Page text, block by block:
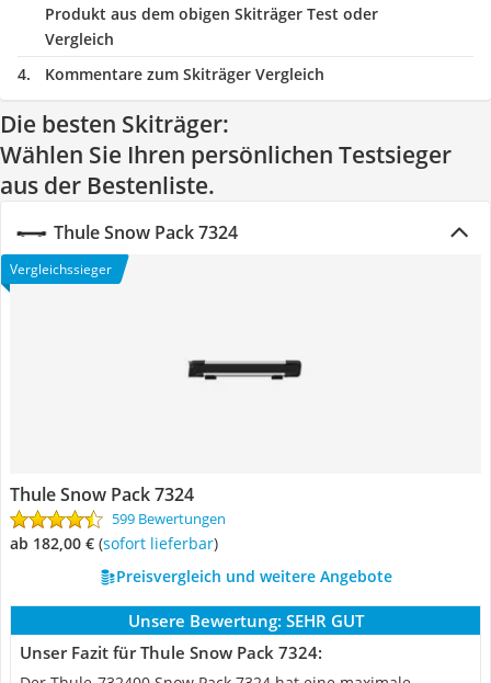
Produkt aus dem obigen Skiträger Test oder
Vergleich
Kommentare zum Skiträger Vergleich
Die besten Skiträger:
Wählen Sie Ihren persönlichen Testsieger
aus der Bestenliste.
Thule Snow Pack 7324
Vergleichssieger
Thule Snow Pack 7324
599 Bewertungen
ab 182,00 € ( Sofort lieferbar)
Preisvergleich und weitere Angebote
Unsere Bewertung: SEHR GUT
Unser Fazit für Thule Snow Pack 7324: